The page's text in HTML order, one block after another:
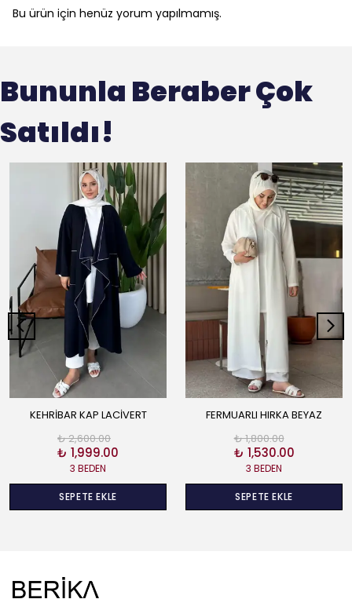
Bu ürün için henüz yorum yapılmamış.
Bununla Beraber Çok
Satıldı!
KEHRİBAR KAP LACİVERT
₺ 2,600.00
₺ 1,999.00
3 BEDEN
SEPETE EKLE
FERMUARLI HIRKA BEYAZ
₺ 1,800.00
₺ 1,530.00
3 BEDEN
SEPETE EKLE